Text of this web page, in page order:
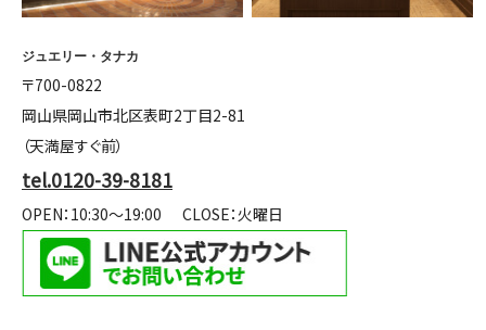
ジュエリー・タナカ
〒700-0822
岡山県岡山市北区表町2丁目2-81
（天満屋すぐ前）
tel.0120-39-8181
OPEN：10:30～19:00 CLOSE：火曜日